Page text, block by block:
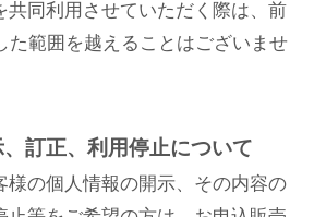
共同利用させていただく際は、前
た範囲を越えることはございませ
訂正、利用停止について
様の個人情報の開示、その内容の